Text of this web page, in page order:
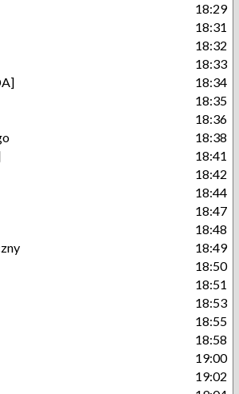
18:29
18:31
18:32
18:33
18:34
18:35
18:36
18:38
18:41
18:42
18:44
18:47
18:48
18:49
18:50
18:51
18:53
18:55
18:58
19:00
19:02